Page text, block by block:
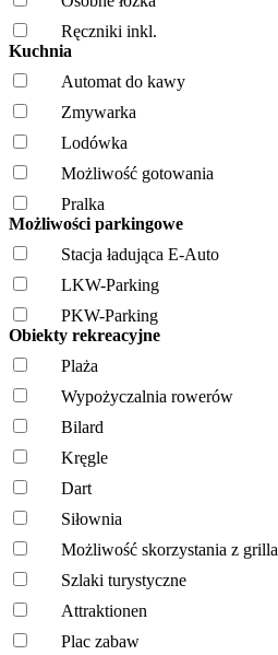
Ręczniki inkl.
Kuchnia
Automat do kawy
Zmywarka
Lodówka
Możliwość gotowania
Pralka
Możliwości parkingowe
Stacja ładująca E-Auto
LKW-Parking
PKW-Parking
Obiekty rekreacyjne
Plaża
Wypożyczalnia rowerów
Bilard
Kręgle
Dart
Siłownia
Możliwość skorzystania z grilla
Szlaki turystyczne
Attraktionen
Plac zabaw